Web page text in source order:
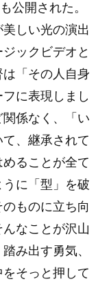
公開された。
しい光の演出
ックビデオと
「その人自身
に表現しまし
係なく、「い
、継承されて
ることが全て
に「型」を破
ものに立ち向
なことが沢山
み出す勇気、
そっと押して